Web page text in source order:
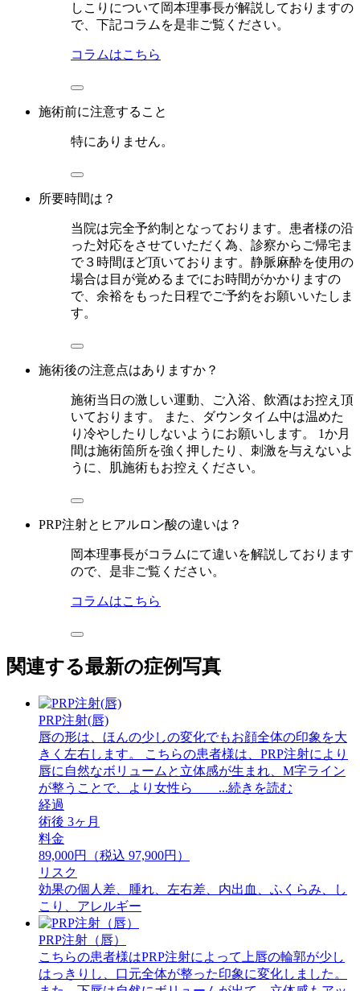
しこりについて岡本理事長が解説しておりますの
で、下記コラムを是非ご覧ください。
コラムはこちら
施術前に注意すること
特にありません。
所要時間は？
当院は完全予約制となっております。患者様の沿
った対応をさせていただく為、診察からご帰宅ま
で３時間ほど頂いております。静脈麻酔を使用の
場合は目が覚めるまでにお時間がかかりますの
で、余裕をもった日程でご予約をお願いいたしま
す。
施術後の注意点はありますか？
施術当日の激しい運動、ご入浴、飲酒はお控え頂
いております。 また、ダウンタイム中は温めた
り冷やしたりしないようにお願いします。 1か月
間は施術箇所を強く押したり、刺激を与えないよ
うに、肌施術もお控えください。
PRP注射とヒアルロン酸の違いは？
岡本理事長がコラムにて違いを解説しております
ので、是非ご覧ください。
コラムはこちら
関連する最新の症例写真
PRP注射(唇)
唇の形は、ほんの少しの変化でもお顔全体の印象を大
きく左右します。 こちらの患者様は、PRP注射により
唇に自然なボリュームと立体感が生まれ、M字ライン
が整うことで、より女性ら ...続きを読む
経過
術後 3ヶ月
料金
89,000円（税込 97,900円）
リスク
効果の個人差、腫れ、左右差、内出血、ふくらみ、し
こり、アレルギー
PRP注射（唇）
こちらの患者様はPRP注射によって上唇の輪郭が少し
はっきりし、口元全体が整った印象に変化しました。